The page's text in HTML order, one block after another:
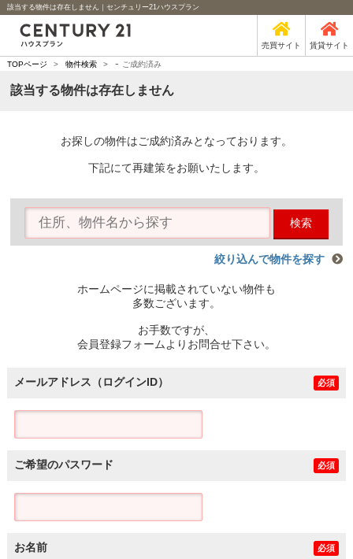
該当する物件は存在しません｜センチュリー21ハウスプラン
売買サイト 賃貸サイト
TOPページ > 物件検索 > - ご成約済み
該当する物件は存在しません
お探しの物件はご成約済みとなっております。
下記にて再建策をお願いたします。
検索
絞り込んで物件を探す
ホームページに掲載されていない物件も
多数ございます。
お手数ですが、
会員登録フォームよりお問合せ下さい。
メールアドレス（ログインID） 必須
ご希望のパスワード 必須
お名前 必須